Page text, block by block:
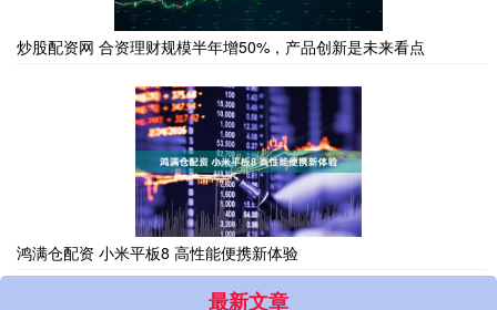
炒股配资网 合资理财规模半年增50%，产品创新是未来看点
鸿满仓配资 小米平板8 高性能便携新体验
最新文章